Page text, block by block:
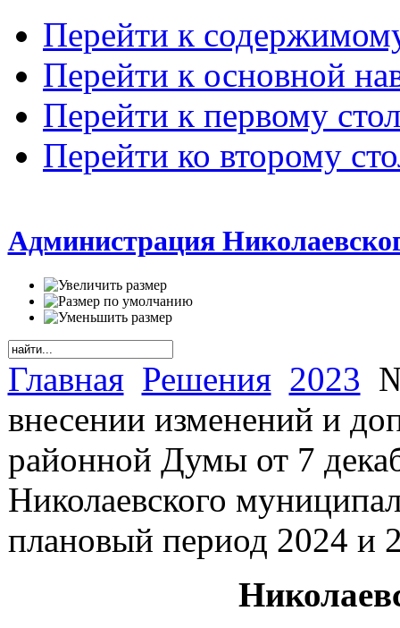
Перейти к
Перейти к основной
Перейти к первому
Перейти ко второму
Администрация
Главная Решения 2023
внесении изменений и
районной Думы от 7
Николаевского
плановый период 2024 и